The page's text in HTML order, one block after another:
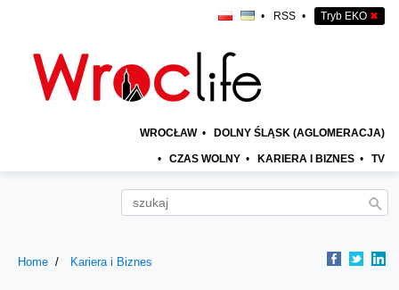
• RSS • Tryb EKO ✖
WROCŁAW • DOLNY ŚLĄSK (AGLOMERACJA)
• CZAS WOLNY • KARIERA I BIZNES • TV
Home Kariera i Biznes